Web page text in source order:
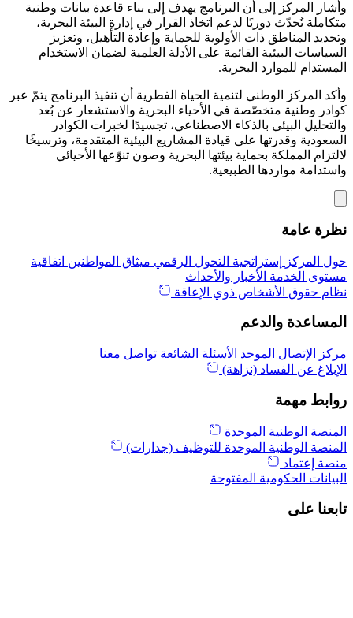
وأشار المركز إلى أن البرنامج يهدف إلى بناء قاعدة بيانات وطنية
متكاملة تُحدّث دوريًا لدعم اتخاذ القرار في إدارة البيئة البحرية،
وتحديد المناطق ذات الأولوية للحماية وإعادة التأهيل، وتعزيز
السياسات البيئية القائمة على الأدلة العلمية لضمان الاستخدام
المستدام للموارد البحرية.
وأكد المركز الوطني لتنمية الحياة الفطرية أن تنفيذ البرنامج يتمّ عبر
كوادر وطنية متخصّصة في الأحياء البحرية والاستشعار عن بُعد
والتحليل البيئي بالذكاء الاصطناعي، تجسيدًا لخبرات الكوادر
السعودية وقدرتها على قيادة المشاريع البيئية المتقدمة، وترسيخًا
لالتزام المملكة بحماية بيئتها البحرية وصون تنوّعها الأحيائي
واستدامة مواردها الطبيعية.
نظرة عامة
حول المركز إستراتجية التحول الرقمي ميثاق المواطنين اتفاقية
مستوى الخدمة الأخبار والأحداث
نظام حقوق الأشخاص ذوي الإعاقة
المساعدة والدعم
مركز الإتصال الموحد الأسئلة الشائعة تواصل معنا
الإبلاغ عن الفساد (نزاهة)
روابط مهمة
المنصة الوطنية الموحدة
المنصة الوطنية الموحدة للتوظيف (جدارات)
منصة إعتماد
البيانات الحكومية المفتوحة
تابعنا على